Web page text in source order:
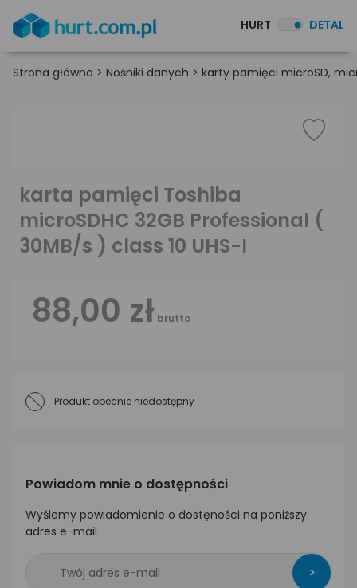
HURT DETAL
Strona główna > Nośniki danych > karty pamięci microSD,
karta pamięci Toshiba
microSDHC 32GB Professional (
30MB/s ) class 10 UHS-I
88,00 zł brutto
Produkt obecnie niedostępny
Powiadom mnie o dostępności
Wyślemy powiadomienie o dostęności na poniższy
adres e-mail
>